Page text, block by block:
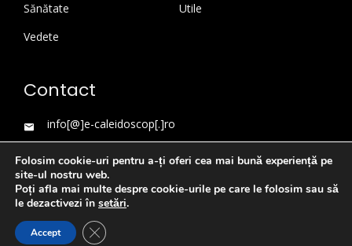
Sănătate
Utile
Vedete
Contact
info[@]e-caleidoscop[.]ro
WordPress Theme
Folosim cookie-uri pentru a-ți oferi cea mai bună experiență pe
site-ul nostru web.
Poți afla mai multe despre cookie-urile pe care le folosim sau să
le dezactivezi în setări.
Accept Close GDPR Cookie Banner